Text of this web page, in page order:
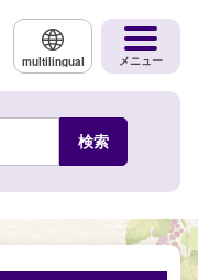
multilingual メニュー